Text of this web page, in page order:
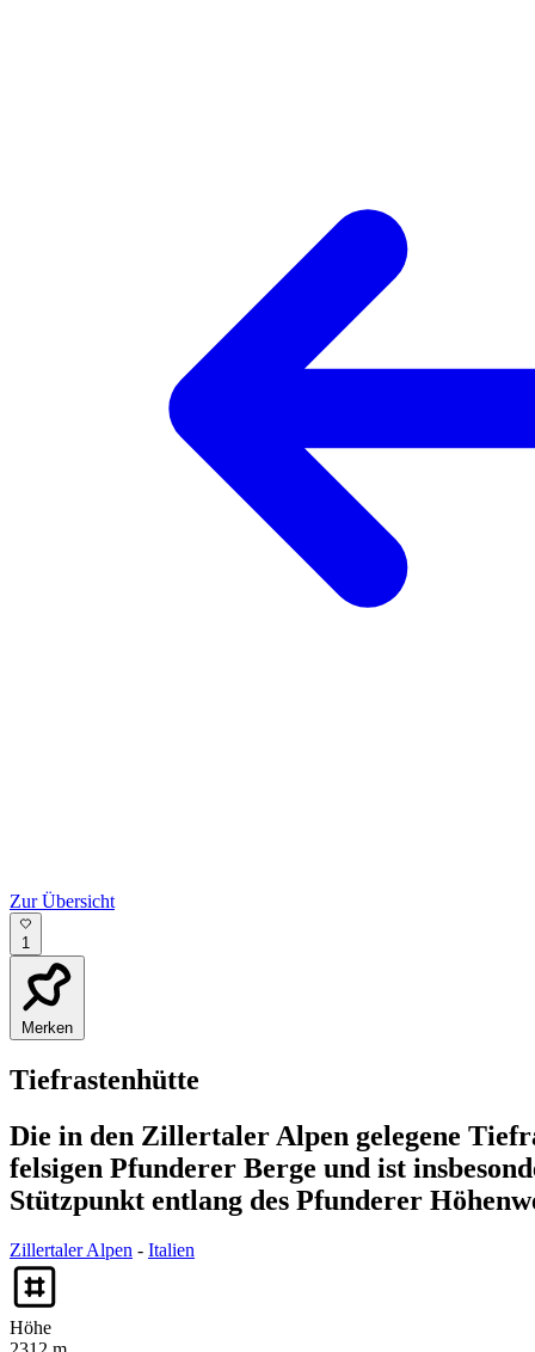
Zur Übersicht
1
Merken
Tiefrastenhütte
Die in den Zillertaler Alpen gelegene
felsigen Pfunderer Berge und ist
Stützpunkt entlang des Pfunderer
Zillertaler Alpen - Italien
Höhe